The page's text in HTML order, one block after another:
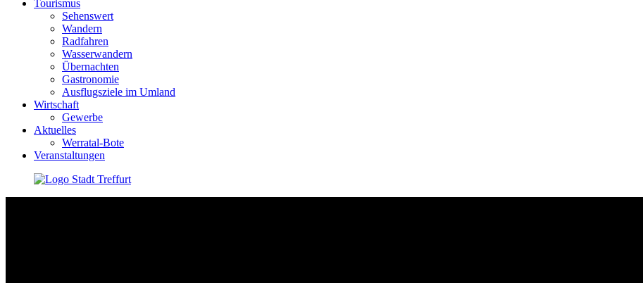
Tourismus
Sehenswert
Wandern
Radfahren
Wasserwandern
Übernachten
Gastronomie
Ausflugsziele im Umland
Wirtschaft
Gewerbe
Aktuelles
Werratal-Bote
Veranstaltungen